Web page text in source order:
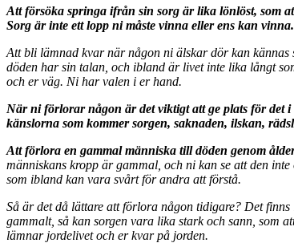
Att försöka springa ifrån sin sorg är lika lönlöst, som
Sorg är inte ett lopp ni måste vinna eller ens kan
Att bli lämnad kvar när någon ni älskar dör kan
döden har sin talan, och ibland är livet inte lika långt
och er väg. Ni har valen i er hand.
När ni förlorar någon är det viktigt att ge plats för det i
känslorna som kommer sorgen, saknaden, ilskan,
Att förlora en gammal människa till döden genom
människans kropp är gammal, och ni kan se att den
som ibland kan vara svårt för andra att förstå.
Så är det då lättare att förlora någon tidigare? Det
gammalt, så kan sorgen vara lika stark och sann, som
lämnar jordelivet och er kvar på jorden.